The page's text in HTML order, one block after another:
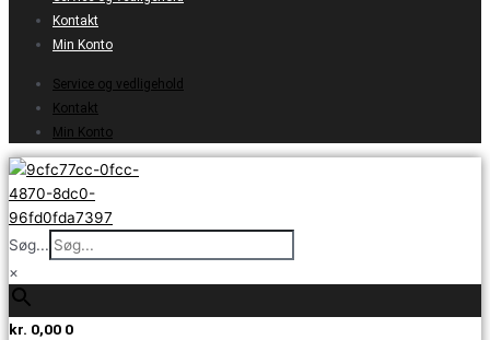
Kontakt
Min Konto
Service og vedligehold
Kontakt
Min Konto
Søg...
×
kr. 0,00 0